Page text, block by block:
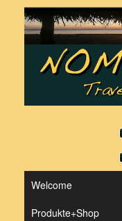
springen
Welcome
Produkte+Shop